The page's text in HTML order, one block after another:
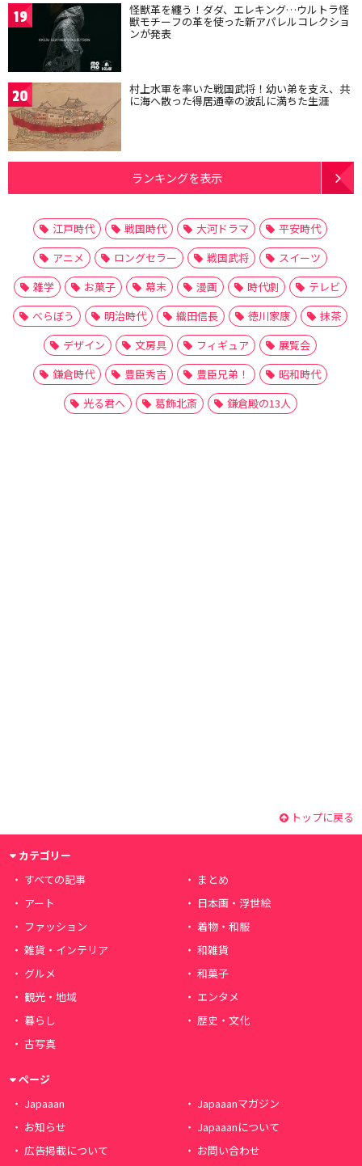
19 怪獣革を纏う！ダダ、エレキング…ウルトラ怪
獣モチーフの革を使った新アパレルコレクショ
ンが発表
20 村上水軍を率いた戦国武将！幼い弟を支え、共
に海へ散った得居通幸の波乱に満ちた生涯
ランキングを表示
江戸時代 戦国時代 大河ドラマ
平安時代
アニメ
ロングセラー 戦国武将
スイーツ
雑学
お菓子 幕末 漫画 時代劇
テレビ
べらぼう
明治時代 織田信長 徳川家康
抹茶
デザイン
文房具 フィギュア
展覧会
鎌倉時代
豊臣秀吉 豊臣兄弟！
昭和時代
光る君へ
葛飾北斎 鎌倉殿の13人
トップに戻る
カテゴリー
すべての記事
まとめ
アート
日本画・浮世絵
ファッション
着物・和服
雑貨・インテリア
和雑貨
グルメ
和菓子
観光・地域
エンタメ
暮らし
歴史・文化
古写真
ページ
Japaaan
Japaaanマガジン
お知らせ
Japaaanについて
広告掲載について
お問い合わせ